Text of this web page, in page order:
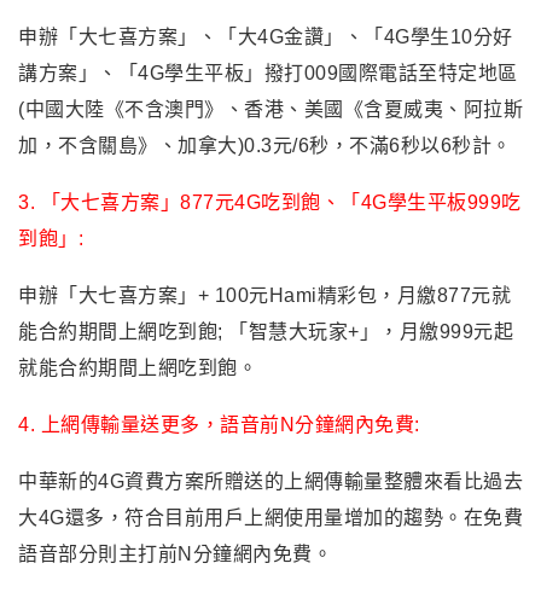
申辦「大七喜方案」
、「大4G金讚」、「4G學生10分好
講方案」、「4G學生平板」 撥打009國際電話至特定地區
(中國大陸《不含澳門》、香港、美國《含夏威夷、阿拉斯
加，不含關島》、加拿大)0.3元/6秒，不滿6秒以6秒計。
3. 「大七喜方案」877元4G吃到飽、「4G學生平板999吃
到飽」:
申辦「大七喜方案」+ 100元Hami精彩包，月繳877元就
能合約期間上網吃到飽; 「智慧大玩家+」，月繳999元起
就能合約期間上網吃到飽。
4. 上網傳輸量送更多，語音前N分鐘網內免費:
中華新的4G資費方案所贈送的上網傳輸量整體來看比過去
大4G還多，符合目前用戶上網使用量增加的趨勢。在免費
語音部分則主打前N分鐘網內免費。